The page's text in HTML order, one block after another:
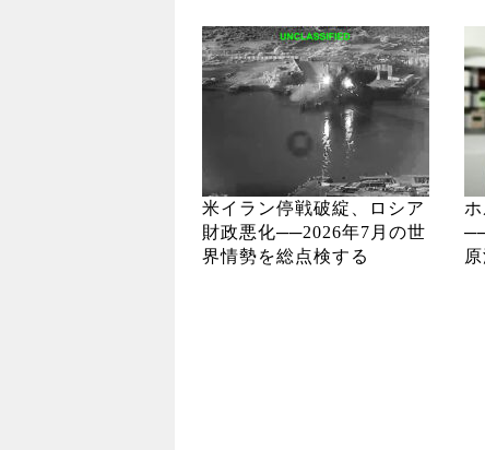
米イラン停戦破綻、ロシア
財政悪化──2026年7月の世
界情勢を総点検する